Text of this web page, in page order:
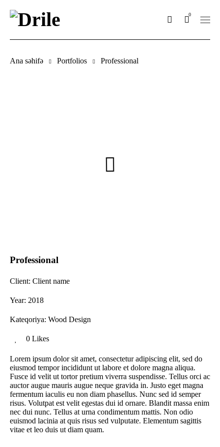
0
Ana səhifə Portfolios Professional
Professional
Client: Client name
Year: 2018
Kateqoriya: Wood Design
0 Likes
Lorem ipsum dolor sit amet, consectetur adipiscing elit, sed do
eiusmod tempor incididunt ut labore et dolore magna aliqua.
Fusce id velit ut tortor pretium viverra suspendisse. Tellus orci ac
auctor augue mauris augue neque gravida in. Justo eget magna
fermentum iaculis eu non diam phasellus. Nunc sed id semper
risus. Volutpat est velit egestas dui id ornare. Blandit massa enim
nec dui nunc. Tellus at urna condimentum mattis. Non odio
euismod lacinia at quis risus sed vulputate. Elementum sagittis
vitae et leo duis ut diam quam.